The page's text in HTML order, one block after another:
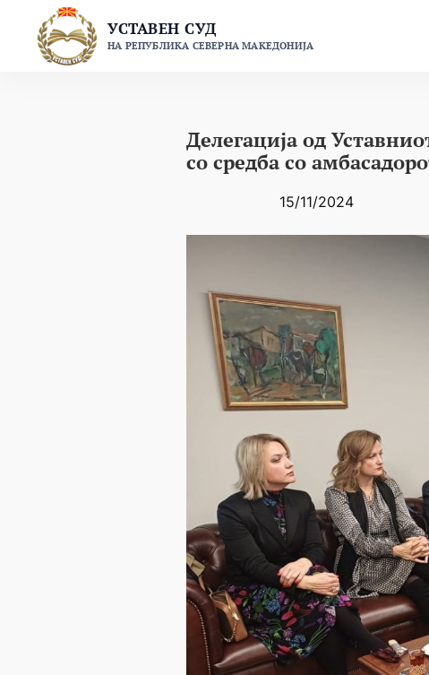
content
УСТАВЕН СУД
НА РЕПУБЛИКА СЕВЕРНА МАКЕДОНИЈА
Делегација од
со средба со
15/11/2024